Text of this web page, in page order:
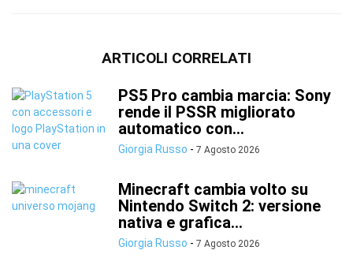
ARTICOLI CORRELATI
PS5 Pro cambia marcia: Sony
rende il PSSR migliorato
automatico con...
Giorgia Russo - 7 Agosto 2026
Minecraft cambia volto su
Nintendo Switch 2: versione
nativa e grafica...
Giorgia Russo - 7 Agosto 2026